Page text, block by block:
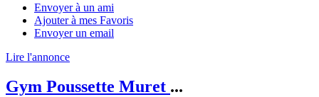
Envoyer à un ami
Ajouter à mes Favoris
Envoyer un email
Lire l'annonce
Gym Poussette Muret ...